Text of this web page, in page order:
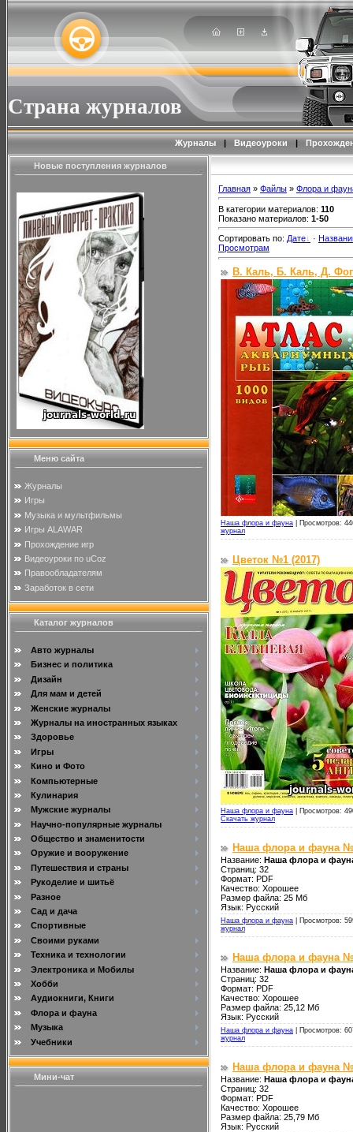
Страна журналов
Журналы | Видеоуроки |
Новые поступления журналов
Меню сайта
Журналы
Игры
Музыка и мультфильмы
Игры ALAWAR
Прохождение игр
Видеоуроки по uCoz
Правообладателям
Заработок в сети
Каталог журналов
Авто журналы
Бизнес и политика
Дизайн
Для мам и детей
Женские журналы
Журналы на иностранных языках
Здоровье
Игры
Кино и Фото
Компьютерные
Кулинария
Мужские журналы
Научно-популярные журналы
Общество и знаменитости
Оружие и вооружение
Путешествия и страны
Рукоделие и шитьё
Разное
Сад и дача
Спортивные
Своими руками
Техника и технологии
Электроника и Мобилы
Хобби
Аудиокниги, Книги
Флора и фауна
Музыка
Учебники
Мини-чат
Главная » Файлы » Флора и
В категории материалов: 110
Показано материалов: 1-50
Сортировать по: Дате ·
Просмотрам
В. Каль, Б. Каль, Д.
Наша флора и фауна
Просмотров:
журнал
Цветок №1 (2017)
Наша флора и фауна
Просмотров:
Скачать журнал
Наша флора и фауна
Название: Наша флора и
Страниц: 32
Формат: PDF
Качество: Хорошее
Размер файла: 25 Мб
Язык: Русский
Наша флора и фауна
Просмотров:
журнал
Наша флора и фауна
Название: Наша флора и
Страниц: 32
Формат: PDF
Качество: Хорошее
Размер файла: 25,12 Мб
Язык: Русский
Наша флора и фауна
Просмотров:
журнал
Наша флора и фауна
Название: Наша флора и
Страниц: 32
Формат: PDF
Качество: Хорошее
Размер файла: 25,79 Мб
Язык: Русский